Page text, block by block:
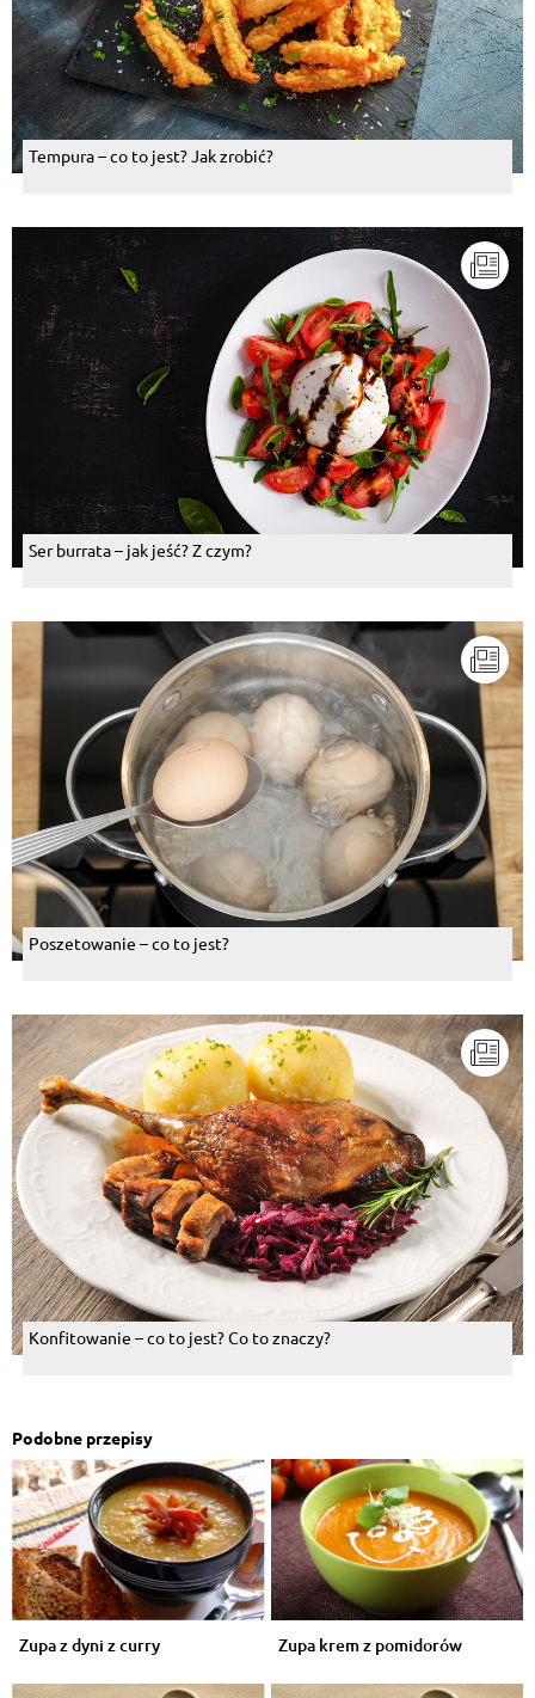
Tempura – co to jest? Jak zrobić?
Ser burrata – jak jeść? Z czym?
Poszetowanie – co to jest?
Konfitowanie – co to jest? Co to znaczy?
Podobne przepisy
Zupa z dyni z curry Zupa krem z pomidorów